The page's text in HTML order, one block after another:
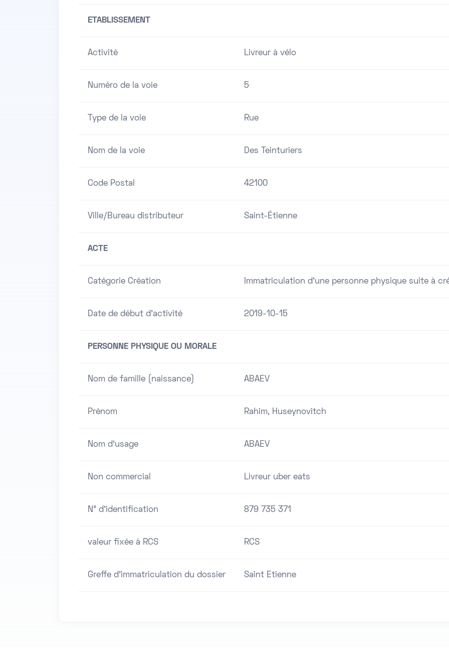
ETABLISSEMENT
Activité Livreur à vélo
Numéro de la voie 5
Type de la voie Rue
Nom de la voie Des Teinturiers
Code Postal 42100
Ville/Bureau distributeur Saint-Étienne
ACTE
Catégorie Création Immatriculation d'une personne physique suite à
Date de début d'activité 2019-10-15
PERSONNE PHYSIQUE OU MORALE
Nom de famille (naissance) ABAEV
Prénom Rahim, Huseynovitch
Nom d'usage ABAEV
Non commercial Livreur uber eats
N° d'identification 879 735 371
valeur fixée à RCS RCS
Greffe d'immatriculation du dossier Saint Etienne